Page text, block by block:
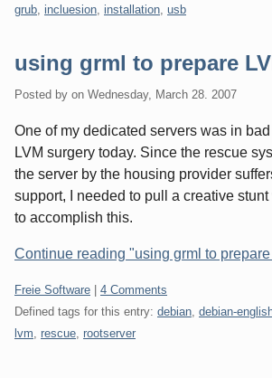
grub incluesion installation usb
using grml to prepare
Posted by on Wednesday, March 28. 2007
One of my dedicated servers was in
LVM surgery today. Since the rescue
the server by the housing provider
support, I needed to pull a creative stunt
to accomplish this.
Continue reading "using grml to
Categories:
Freie Software
4 Comments
Defined tags for this entry: debian debian-
lvm rescue rootserver